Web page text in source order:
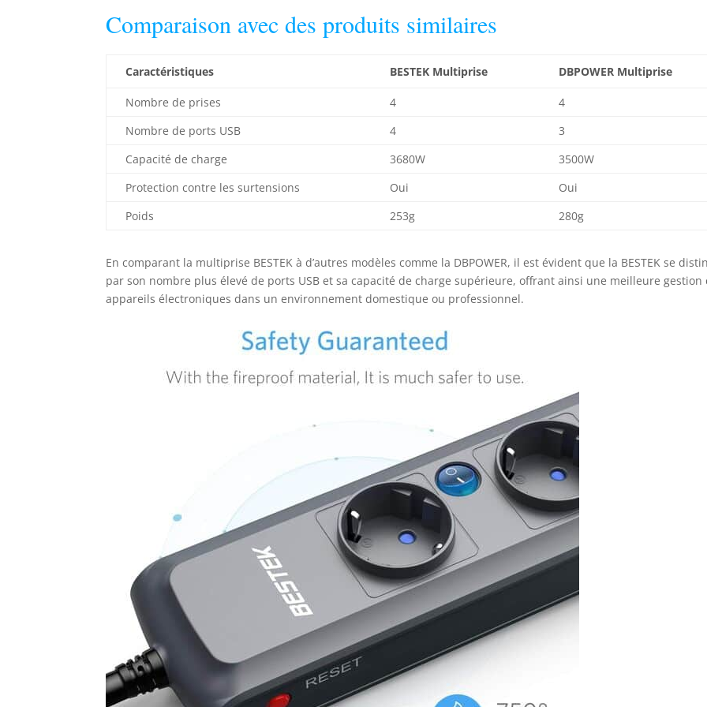
Comparaison avec des produits similaires
Caractéristiques BESTEK Multiprise DBPOWER Multiprise
Nombre de prises 4
4
Nombre de ports USB
4
3
Capacité de charge
3680W
3500W
Protection contre les surtensions
Oui
Oui
Poids
253g 280g
En comparant la multiprise BESTEK à d’autres modèles comme la DBPOWER, il est évident que la BESTEK se
par son nombre plus élevé de ports USB et sa capacité de charge supérieure, offrant ainsi une meilleure gestion
appareils électroniques dans un environnement domestique ou professionnel.